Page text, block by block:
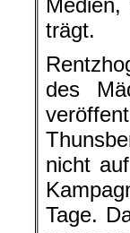
trägt.
des
nicht
Tage.